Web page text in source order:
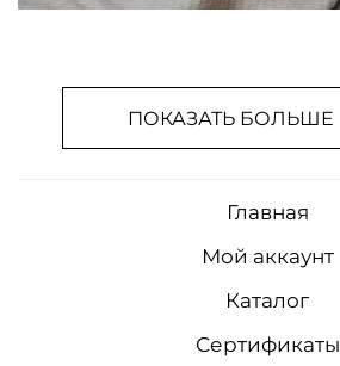
ПОКАЗАТЬ БОЛЬШЕ
Главная
Мой аккаунт
Каталог
Сертификаты